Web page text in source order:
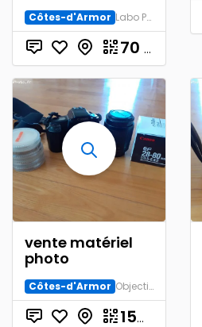
Côtes-d'Armor Labo Photo et Studio
70
vente matériel
photo
Côtes-d'Armor Objectif AF
150.00